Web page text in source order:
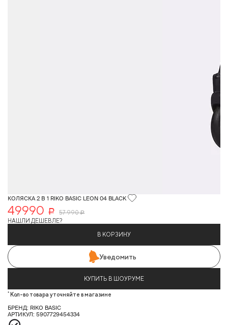
КОЛЯСКА 2 В 1 RIKO BASIC LEON 04 BLACK
49990 Р 57 990 Р
НАШЛИ ДЕШЕВЛЕ?
В КОРЗИНУ
Уведомить
КУПИТЬ В ШОУРУМЕ
* Кол-во товара уточняйте в магазине
БРЕНД: RIKO BASIC
АРТИКУЛ: 5907729454334